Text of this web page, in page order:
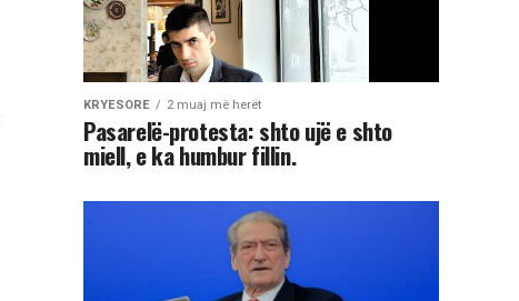
KRYESORE 2 muaj më herët
Pasarelë-protesta: shto ujë e shto
miell, e ka humbur fillin.